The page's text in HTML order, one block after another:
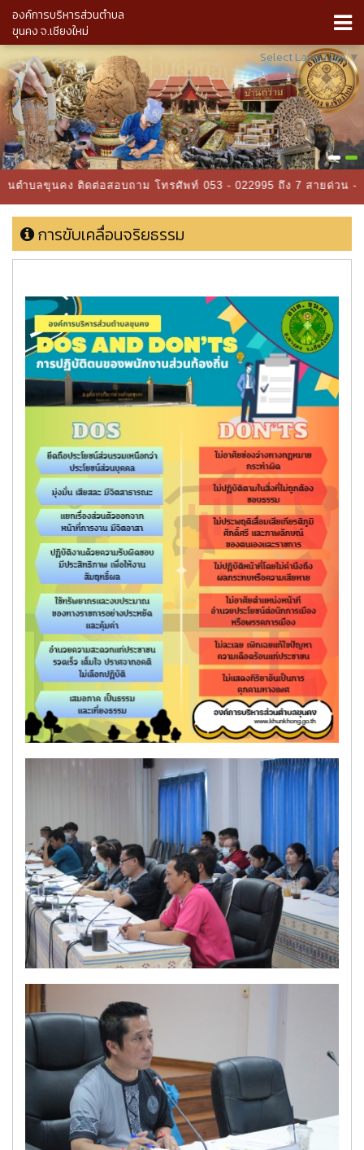
องค์การบริหารส่วนตำบล
ขุนคง จ.เชียงใหม่
Select Language▼
ลขุนคง ติดต่อสอบถาม โทรศัพท์ 053 - 022995 ถึง 7 สายด่วน - ผอ.
การขับเคลื่อนจริยธรรม